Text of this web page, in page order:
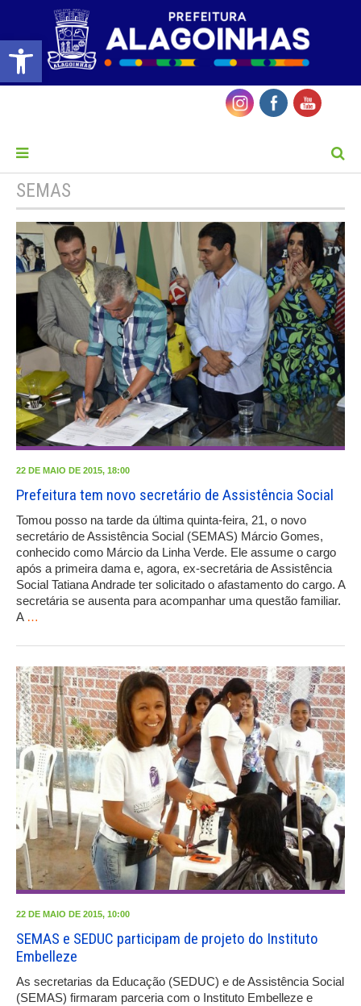
Barra de Ferramentas Aberta
SEMAS
22 DE MAIO DE 2015, 18:00
Prefeitura tem novo secretário de Assistência Social
Tomou posso na tarde da última quinta-feira, 21, o novo
secretário de Assistência Social (SEMAS) Márcio Gomes,
conhecido como Márcio da Linha Verde. Ele assume o cargo
após a primeira dama e, agora, ex-secretária de Assistência
Social Tatiana Andrade ter solicitado o afastamento do cargo. A
secretária se ausenta para acompanhar uma questão familiar.
A …
22 DE MAIO DE 2015, 10:00
SEMAS e SEDUC participam de projeto do Instituto
Embelleze
As secretarias da Educação (SEDUC) e de Assistência Social
(SEMAS) firmaram parceria com o Instituto Embelleze e